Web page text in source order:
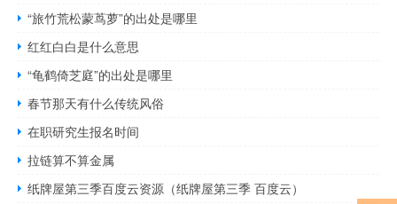
“旅竹荒松蒙茑萝”的出处是哪里
红红白白是什么意思
“龟鹤倚芝庭”的出处是哪里
春节那天有什么传统风俗
在职研究生报名时间
拉链算不算金属
纸牌屋第三季百度云资源（纸牌屋第三季 百度云）